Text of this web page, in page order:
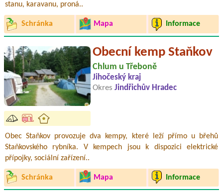
stanu, karavanu, proná..
Schránka Mapa Informace
Obecní kemp Staňkov
Chlum u Třeboně
Jihočeský kraj
Okres Jindřichův Hradec
Obec Staňkov provozuje dva kempy, které leží přímo u břehů
Staňkovského rybníka. V kempech jsou k dispozici elektrické
přípojky, sociální zařízení..
Schránka Mapa Informace